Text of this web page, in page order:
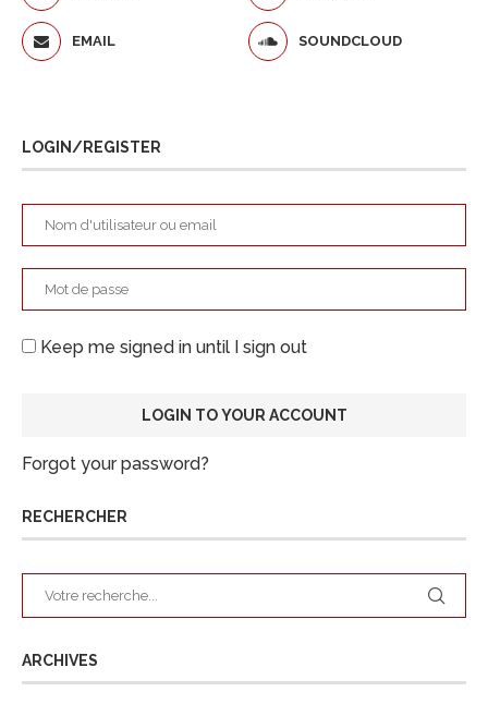
EMAIL SOUNDCLOUD
LOGIN/REGISTER
Keep me signed in until I sign out
Forgot your password?
RECHERCHER
ARCHIVES